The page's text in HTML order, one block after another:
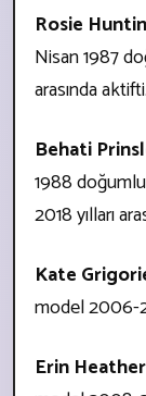
Rosie
Nisan 1987
arasında
Behati
1988
2018 yılları
Kate
model 2006-
Erin